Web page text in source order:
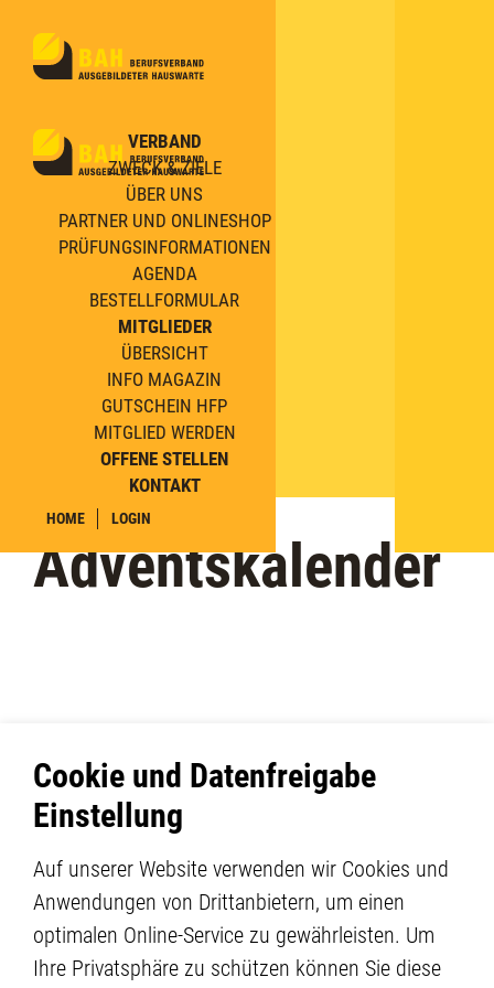
VERBAND
ZWECK & ZIELE
ÜBER UNS
PARTNER UND ONLINESHOP
PRÜFUNGSINFORMATIONEN
AGENDA
BESTELLFORMULAR
MITGLIEDER
ÜBERSICHT
INFO MAGAZIN
GUTSCHEIN HFP
MITGLIED WERDEN
OFFENE STELLEN
KONTAKT
HOME LOGIN
Adventskalender
Berufsverband BAH
3000 Bern
Impressum
Disclaimer
Cookie und Datenfreigabe
Einstellung
Auf unserer Website verwenden wir Cookies und
Anwendungen von Drittanbietern, um einen
optimalen Online-Service zu gewährleisten. Um
Ihre Privatsphäre zu schützen können Sie diese